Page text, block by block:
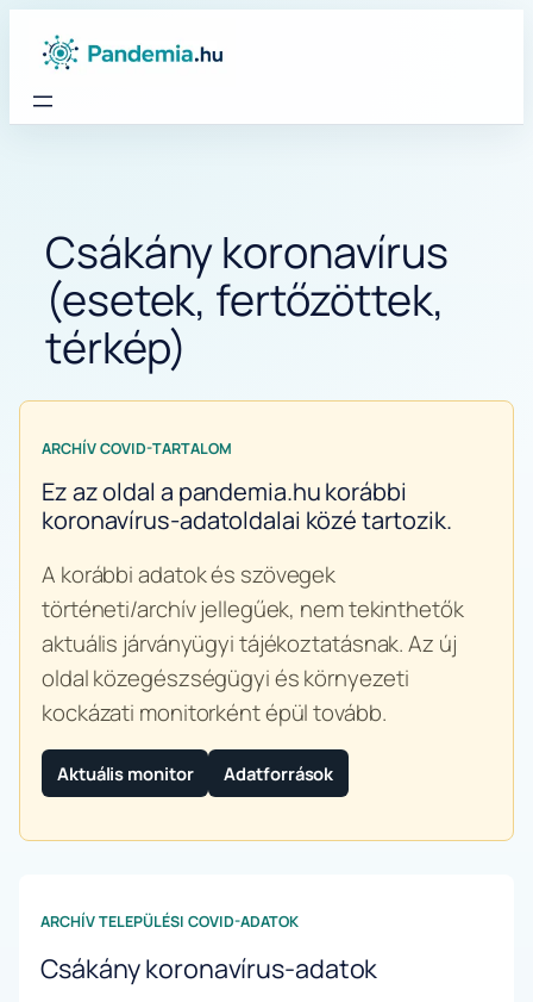
Csákány koronavírus
(esetek, fertőzöttek,
térkép)
ARCHÍV COVID-TARTALOM
Ez az oldal a pandemia.hu korábbi
koronavírus-adatoldalai közé tartozik.
A korábbi adatok és szövegek
történeti/archív jellegűek, nem tekinthetők
aktuális járványügyi tájékoztatásnak. Az új
oldal közegészségügyi és környezeti
kockázati monitorként épül tovább.
Aktuális monitor Adatforrások
ARCHÍV TELEPÜLÉSI COVID-ADATOK
Csákány koronavírus-adatok